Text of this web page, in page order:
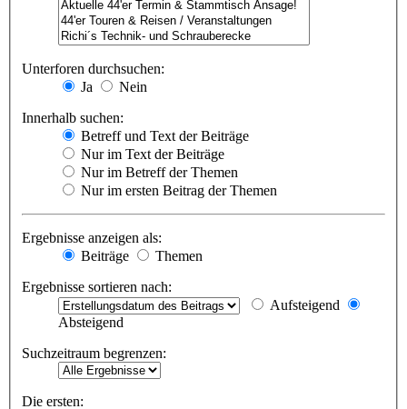
Unterforen durchsuchen:
Ja
Nein
Innerhalb suchen:
Betreff und Text der Beiträge
Nur im Text der Beiträge
Nur im Betreff der Themen
Nur im ersten Beitrag der Themen
Ergebnisse anzeigen als:
Beiträge
Themen
Ergebnisse sortieren nach:
Aufsteigend
Absteigend
Suchzeitraum begrenzen:
Die ersten: